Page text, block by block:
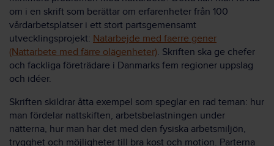
om i en skrift som berättar om erfarenheter från 100
vårdarbetsplatser i ett stort partsgemensamt
utvecklingsprojekt: Natarbejde med faerre gener
(Nattarbete med färre olägenheter). Skriften ska ge chefer
och fackliga företrädare i Danmarks fem regioner uppslag
och idéer.
Skriften skildrar åtta exempel som speglar en rad teman: hur
man fördelar nattskiften, arbetsbelastningen under
nätterna, hur man har det med den fysiska arbetsmiljön,
trygghet och möjligheter till bra kost och motion. Parterna